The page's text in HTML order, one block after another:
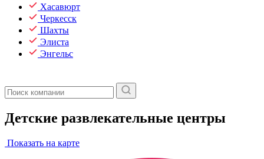
Хасавюрт
Черкесск
Шахты
Элиста
Энгельс
Детские развлекательные центры
Показать на карте